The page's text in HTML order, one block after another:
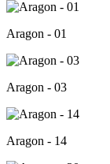
Aragon - 01
Aragon - 03
Aragon - 14